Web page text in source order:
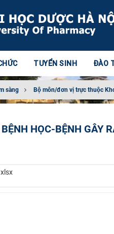
TUYỂN SINH ĐÀO
sàng Bộ môn/đơn vị trực thuộc
HỌC-BỆNH GÂY